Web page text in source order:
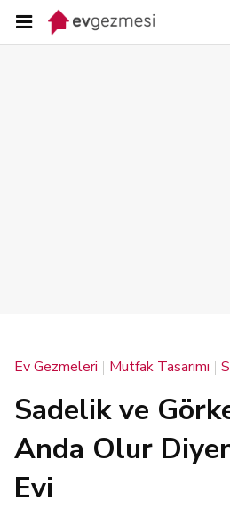
Ev Gezmeleri Mutfak Tasarımı
Sadelik ve
Anda Olur
Evi